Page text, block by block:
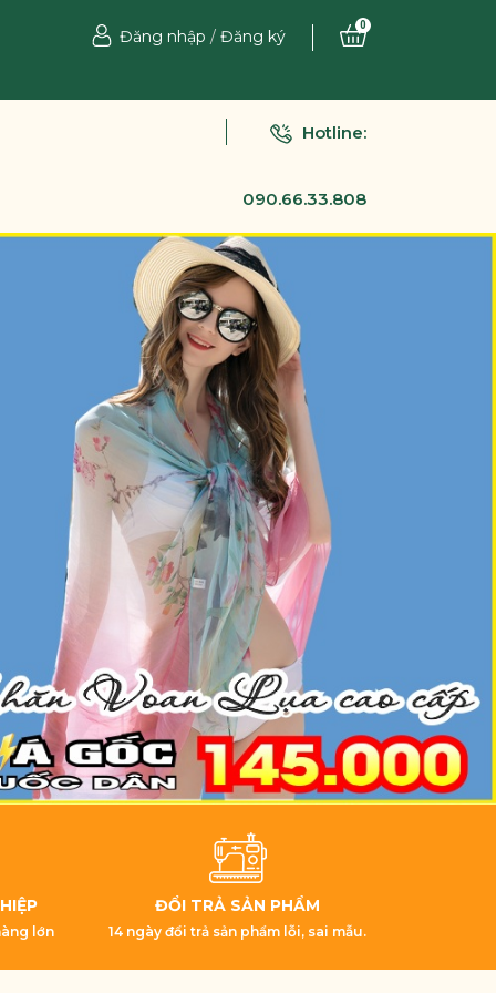
Đăng nhập / Đăng ký
0
Hotline:
090.66.33.808
lớn
ĐỔI TRẢ SẢN PHẨM
14 ngày đổi trả sản phẩm lỗi, sai mẫu.